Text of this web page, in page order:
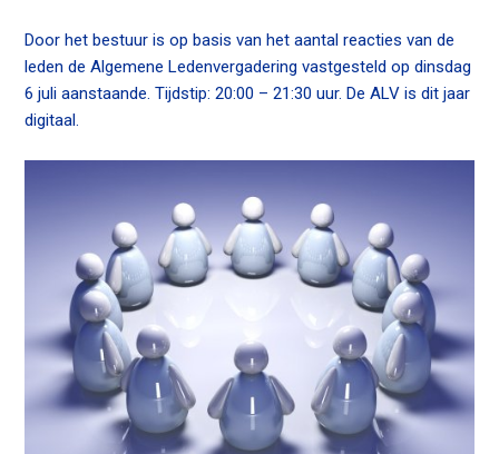
a
Door het bestuur is op basis van het aantal reacties van de
leden de Algemene Ledenvergadering vastgesteld op dinsdag
6 juli aanstaande. Tijdstip: 20:00 – 21:30 uur. De ALV is dit jaar
digitaal.
Inloggen
Contact
Zoek
Inloggen